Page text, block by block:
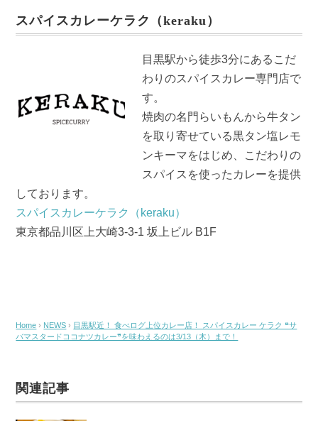
e
b
k
er
スパイスカレーケラク（keraku）
目黒駅から徒歩3分にあるこだ
わりのスパイスカレー専門店で
す。
焼肉の名門らいもんから牛タン
を取り寄せている黒タン塩レモ
ンキーマをはじめ、こだわりの
スパイスを使ったカレーを提供
しております。
スパイスカレーケラク（keraku）
東京都品川区上大崎3-3-1 坂上ビル B1F
Home › NEWS › 目黒駅近！ 食べログ上位カレー店！ スパイスカレー ケラク ❝サ
バマスタードココナツカレー❞を味わえるのは3/13（木）まで！
関連記事